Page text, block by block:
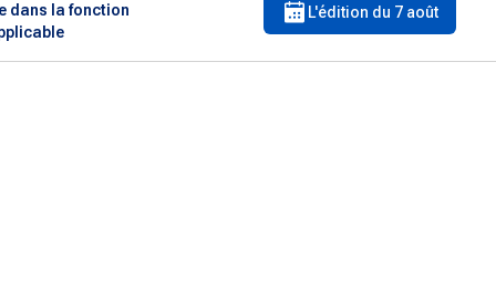
dans la fonction
L'édition du 7 août